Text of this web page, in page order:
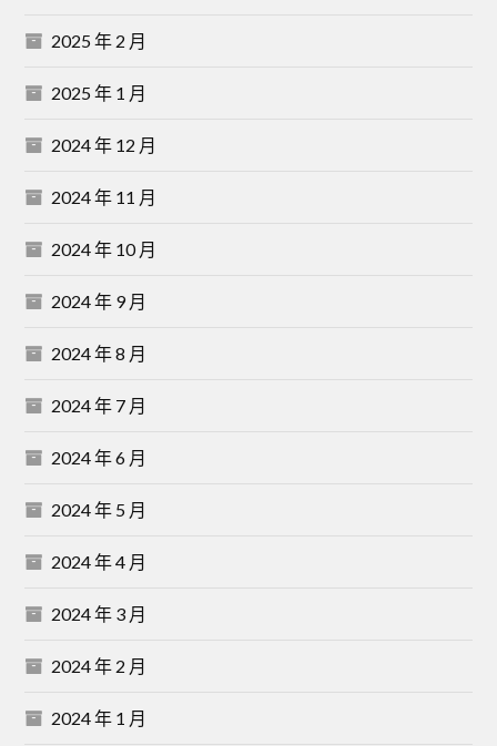
2025 年 2 月
2025 年 1 月
2024 年 12 月
2024 年 11 月
2024 年 10 月
2024 年 9 月
2024 年 8 月
2024 年 7 月
2024 年 6 月
2024 年 5 月
2024 年 4 月
2024 年 3 月
2024 年 2 月
2024 年 1 月